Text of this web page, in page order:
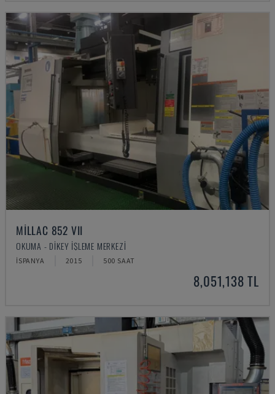
MILLAC 852 VII
OKUMA - DIKEY İŞLEME MERKEZI
İSPANYA 2015 500 SAAT
8,051,138 TL